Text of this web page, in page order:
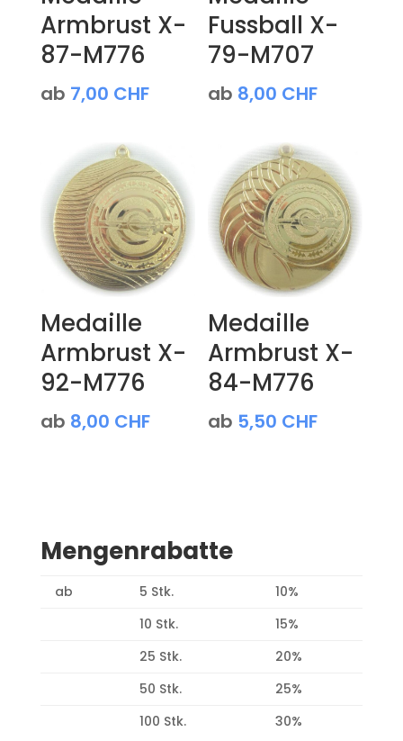
Armbrust X-
87-M776
ab 7,00 CHF
Fussball X-
79-M707
ab 8,00 CHF
Medaille
Armbrust X-
92-M776
ab 8,00 CHF
Medaille
Armbrust X-
84-M776
ab 5,50 CHF
Mengenrabatte
ab 5 Stk.
10%
10 Stk.
15%
25 Stk.
20%
50 Stk.
25%
100 Stk.
30%